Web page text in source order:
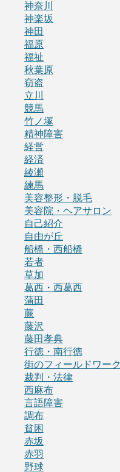
神奈川
神楽坂
神田
福原
福祉
秋葉原
窃盗
立川
競馬
竹ノ塚
精神障害
経営
経済
綾瀬
練馬
美容整形・脱毛
美容院・ヘアサロン
自己紹介
自由が丘
船橋・西船橋
若者
草加
葛西・西葛西
蒲田
蕨
藤沢
藤田孝典
行徳・南行徳
街のフィールドワーク
裁判・法律
西麻布
言語障害
調布
貧困
赤坂
赤羽
野球